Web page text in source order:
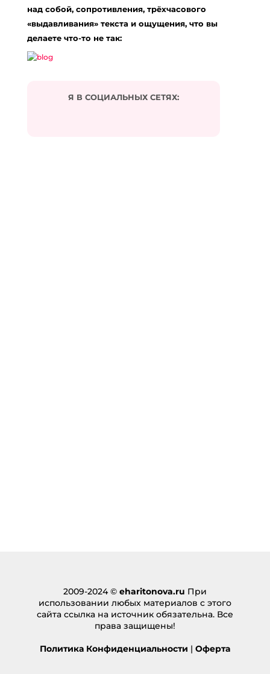
[…] Information to that Topic: eharitonova.ru/kak-
byt-produktivnoj-i-ne-otvlekatsya-na-socseti-i-
messendzhery/ […]
… [Trackback]
Buy 911 3″ 9MM HANDGUN – NITRIDE Online
21.09.2024 в 05:13
… [Trackback]
над собой, сопротивления, трёхчасового
«выдавливания» текста и ощущения, что вы
делаете что-то не так:
Я В СОЦИАЛЬНЫХ СЕТЯХ:
2009-2024 © eharitonova.ru При
использовании любых материалов с этого
сайта ссылка на источник обязательна. Все
права защищены!
Политика Конфиденциальности | Оферта